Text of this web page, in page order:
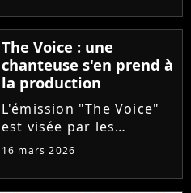
"Animaux fragiles" de
Ycare et Zaz, le jeune
talent de 25 ans a su...
The Voice : une
chanteuse s'en prend à
la production
L'émission "The Voice"
est visée par les
critiques de la
dénonce l'utilisation
16 mars 2026